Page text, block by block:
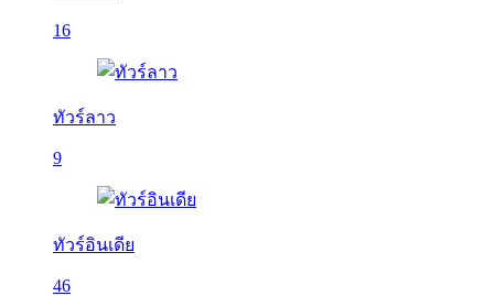
16
ทัวร์ลาว
9
ทัวร์อินเดีย
46